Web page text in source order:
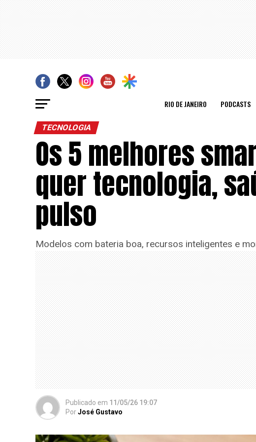
RIO DE JANEIRO PODCASTS
TECNOLOGIA
Os 5 melhores
quer tecnologia,
pulso
Modelos com bateria boa, recursos inteligentes e
Publicado em 11/05/26 19:07
PorJosé Gustavo